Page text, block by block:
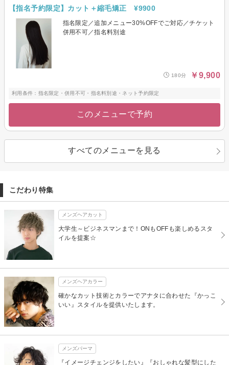
【指名予約限定】カット＋縮毛矯正 ¥9900
指名限定／追加メニュー30%OFFでご対応／チケット
併用不可／指名料別途
180分 ￥9,900
利用条件：指名限定・併用不可・指名料別途・ネット予約限定
このメニューで予約
すべてのメニューを見る
こだわり特集
メンズヘアカット
大学生～ビジネスマンまで！ONもOFFも楽しめるスタ
イルを提案☆
メンズヘアカラー
確かなカット技術とカラーでアナタに合わせた『かっこ
いい』スタイルを提供いたします。
メンズパーマ
『イメージチェンジをしたい』『おしゃれな髪型にした